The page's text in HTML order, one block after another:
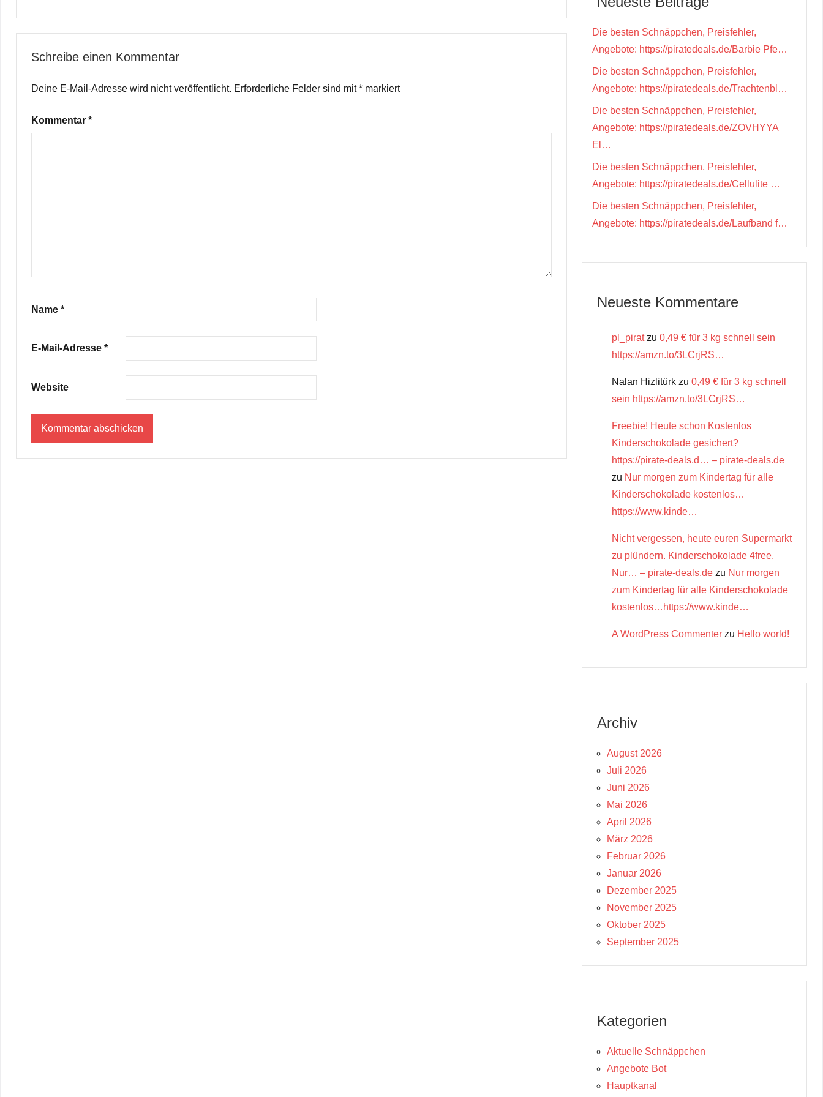
Schreibe einen Kommentar
Deine E-Mail-Adresse wird nicht veröffentlicht. Erforderliche Felder sind mit* markiert
Kommentar *
Name *
E-Mail-Adresse *
Website
Die besten Schnäppchen, Preisfehler,
Angebote: https://piratedeals.de/Barbie Pfe…
Die besten Schnäppchen, Preisfehler,
Angebote: https://piratedeals.de/Trachtenbl…
Die besten Schnäppchen, Preisfehler,
Angebote: https://piratedeals.de/ZOVHYYA
El…
Die besten Schnäppchen, Preisfehler,
Angebote: https://piratedeals.de/Cellulite …
Die besten Schnäppchen, Preisfehler,
Angebote: https://piratedeals.de/Laufband f…
Neueste Kommentare
pl_piratzu 0,49 € für 3 kg schnell sein
https://amzn.to/3LCrjRS…
Nalan Hizlitürk zu 0,49 € für 3 kg schnell
sein https://amzn.to/3LCrjRS…
Freebie! Heute schon Kostenlos
Kinderschokolade gesichert?
https://pirate-deals.d… – pirate-deals.de
zu Nur morgen zum Kindertag für alle
Kinderschokolade kostenlos…
https://www.kinde…
Nicht vergessen, heute euren Supermarkt
zu plündern. Kinderschokolade 4free.
Nur… – pirate-deals.de zu Nur morgen
zum Kindertag für alle Kinderschokolade
kostenlos…https://www.kinde…
A WordPress Commenter zu Hello world!
Archiv
August 2026
Juli 2026
Juni 2026
Mai 2026
April 2026
März 2026
Februar 2026
Januar 2026
Dezember 2025
November 2025
Oktober 2025
September 2025
Kategorien
Aktuelle Schnäppchen
Angebote Bot
Hauptkanal